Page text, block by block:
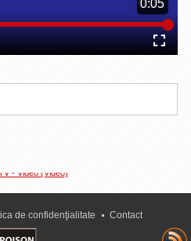
Loaded:
0%
0:05
Progress:
0%
Duration
Time
0:05
de confidenţialitate Contact